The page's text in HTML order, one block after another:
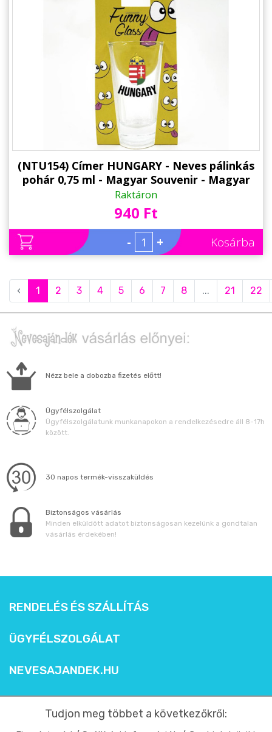
(NTU154) Címer HUNGARY - Neves pálinkás
pohár 0,75 ml - Magyar Souvenir - Magyar
Szurkolói Ajándék
Raktáron
940 Ft
- + Kosárba
‹ 1 2 3 4 5 6 7 8 ... 21 22
Nézz bele a dobozba fizetés előtt!
Ügyfélszolgálat
Ügyfélszolgálatunk munkanapokon a rendelkezésedre áll 8-17h
között.
30 napos termék-visszaküldés
Biztonságos vásárlás
Minden elküldött adatot biztonságosan kezelünk a gondtalan
vásárlás érdekében!
RENDELÉS ÉS SZÁLLÍTÁS
ÜGYFÉLSZOLGÁLAT
NEVESAJANDEK.HU
Tudjon meg többet a következőkről: